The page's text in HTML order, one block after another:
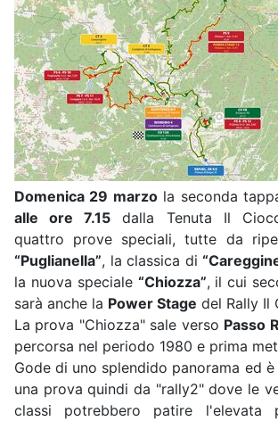
Domenica 29 marzola seconda
alle ore 7.15 dalla Tenuta Il
quattro prove speciali, tutte da
“Puglianella”, la classica di
la nuova speciale “Chiozza”, il cui
sarà anche la Power Stage del Rally Il
La prova "Chiozza" sale verso Passo
percorsa nel periodo 1980 e prima
Gode di uno splendido panorama ed
una prova quindi da "rally2" dove le
classi potrebbero patire l'elevata